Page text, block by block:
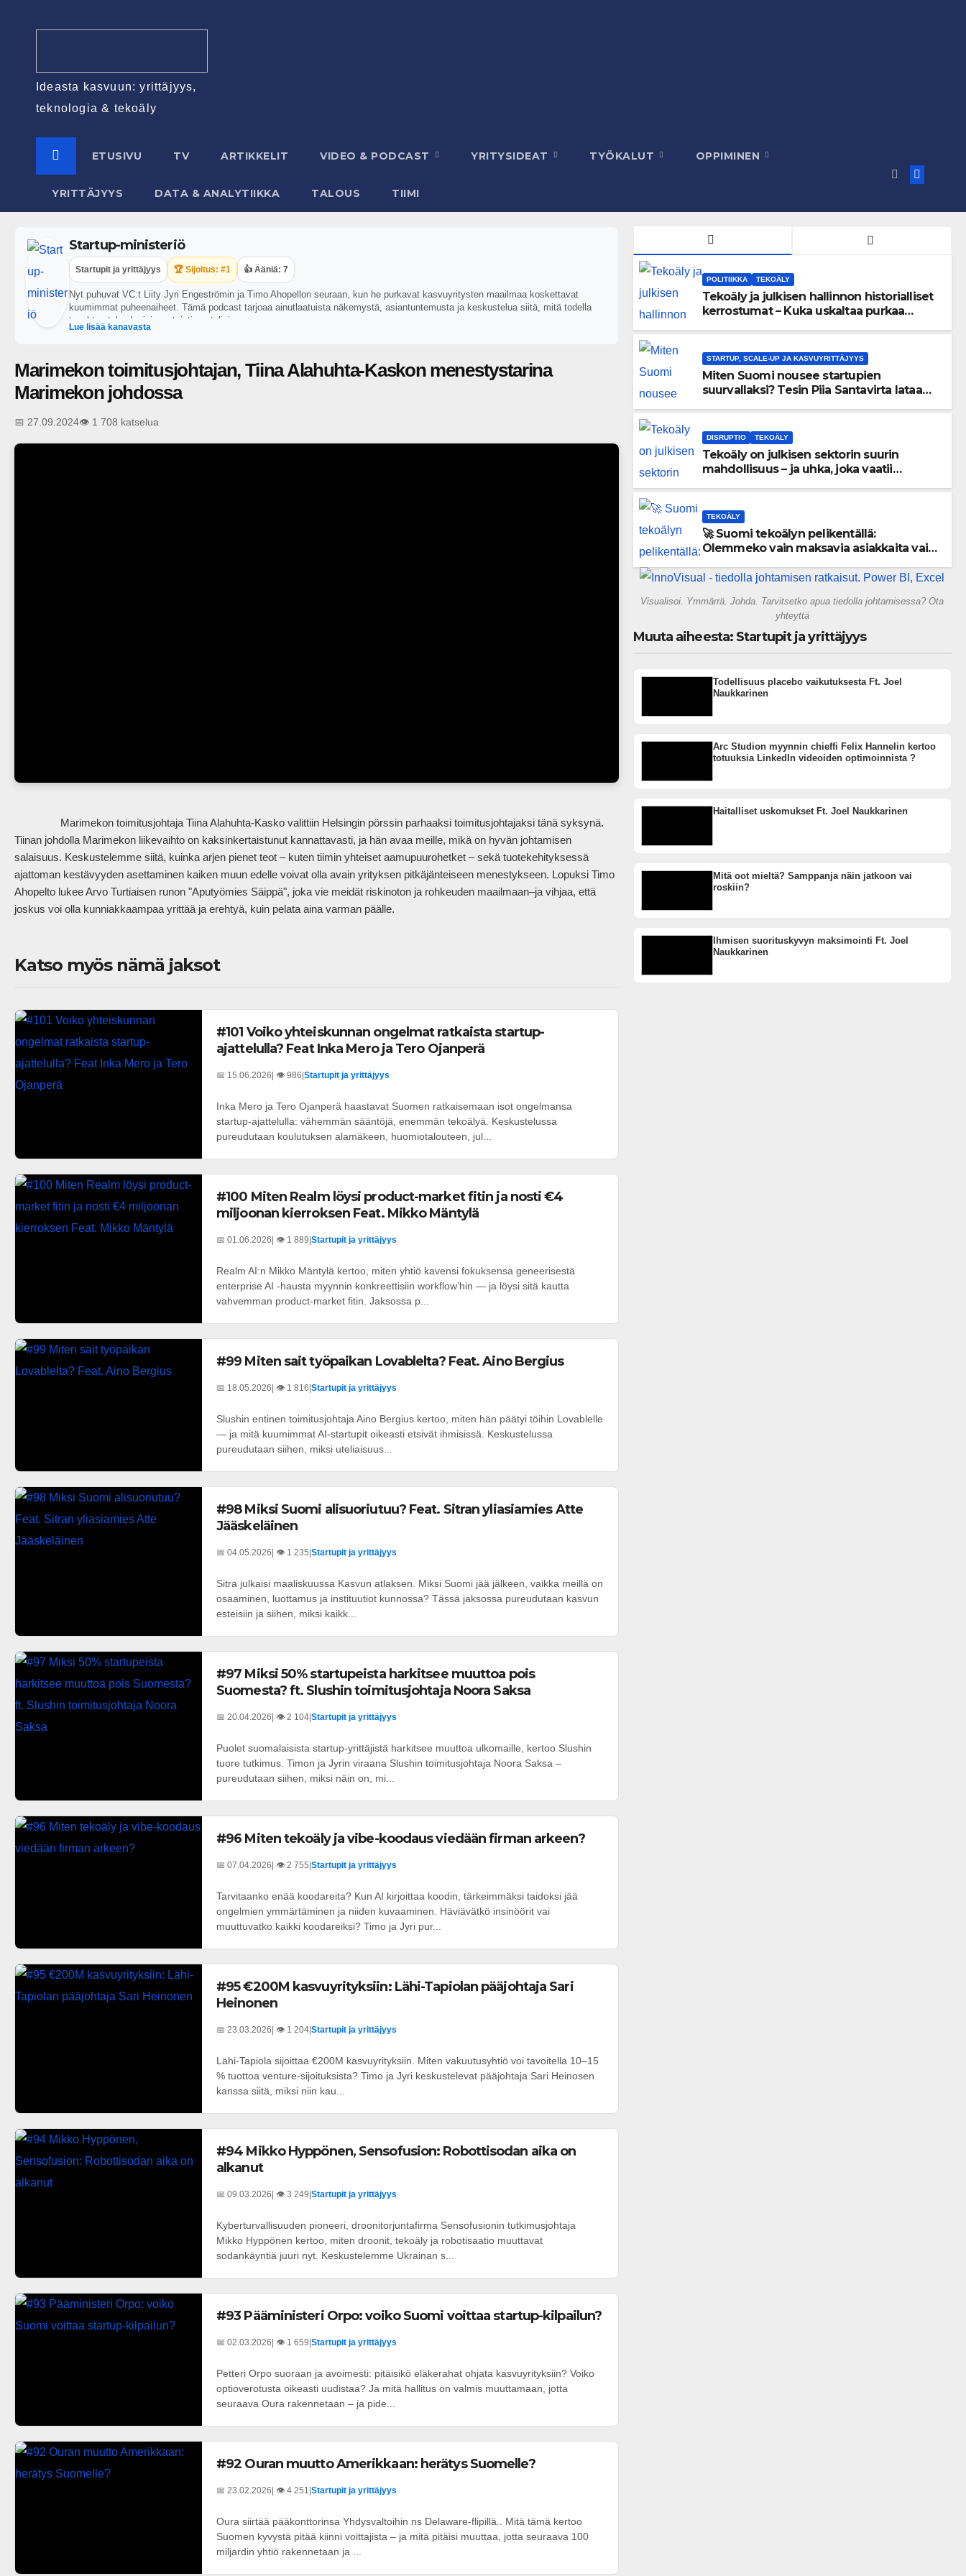
Ideasta kasvuun: yrittäjyys,
teknologia & tekoäly
ETUSIVU TV ARTIKKELIT VIDEO & PODCAST YRITYSIDEAT TYÖKALUT OPPIMINEN
YRITTÄJYYS DATA & ANALYTIIKKA TALOUS TIIMI
Startup-ministeriö
Startupit ja yrittäjyys 🏆 Sijoitus: #1 👍 Ääniä: 7
Nyt puhuvat VC:t Liity Jyri Engeströmin ja Timo Ahopellon seuraan, kun he purkavat kasvuyritysten maailmaa koskettavat
kuumimmat puheenaiheet. Tämä podcast tarjoaa ainutlaatuista näkemystä, asiantuntemusta ja keskustelua siitä, mitä todella
tapahtuu teknologiainvestointien etulinjassa.
Lue lisää kanavasta
Marimekon toimitusjohtajan, Tiina Alahuhta-Kaskon menestystarina
Marimekon johdossa
📅 27.09.2024👁️ 1 708 katselua
Tiinan johdolla Marimekon liikevaihto on kaksinkertaistunut kannattavasti, ja hän avaa meille, mikä on hyvän johtamisen
salaisuus. Keskustelemme siitä, kuinka arjen pienet teot – kuten tiimin yhteiset aamupuurohetket – sekä tuotekehityksessä
ajattoman kestävyyden asettaminen kaiken muun edelle voivat olla avain yrityksen pitkäjänteiseen menestykseen. Lopuksi Timo
Ahopelto lukee Arvo Turtiaisen runon "Aputyömies Säippä", joka vie meidät riskinoton ja rohkeuden maailmaan–ja vihjaa, että
joskus voi olla kunniakkaampaa yrittää ja erehtyä, kuin pelata aina varman päälle.
Katso myös nämä jaksot
#101 Voiko yhteiskunnan ongelmat ratkaista startup-
ajattelulla? Feat Inka Mero ja Tero Ojanperä
📅 15.06.2026 | 👁️ 986 Startupit ja yrittäjyys
Inka Mero ja Tero Ojanperä haastavat Suomen ratkaisemaan isot ongelmansa
startup-ajattelulla: vähemmän sääntöjä, enemmän tekoälyä. Keskustelussa
pureudutaan koulutuksen alamäkeen, huomiotalouteen, jul...
#100 Miten Realm löysi product-market fitin ja nosti €4
miljoonan kierroksen Feat. Mikko Mäntylä
📅 01.06.2026 | 👁️ 1 889 Startupit ja yrittäjyys
Realm AI:n Mikko Mäntylä kertoo, miten yhtiö kavensi fokuksensa geneerisestä
enterprise AI -hausta myynnin konkreettisiin workflow’hin — ja löysi sitä kautta
vahvemman product-market fitin. Jaksossa p...
#99 Miten sait työpaikan Lovablelta? Feat. Aino Bergius
📅 18.05.2026 | 👁️ 1 816 Startupit ja yrittäjyys
Slushin entinen toimitusjohtaja Aino Bergius kertoo, miten hän päätyi töihin Lovablelle
— ja mitä kuumimmat AI-startupit oikeasti etsivät ihmisissä. Keskustelussa
pureudutaan siihen, miksi uteliaisuus...
#98 Miksi Suomi alisuoriutuu? Feat. Sitran yliasiamies Atte
Jääskeläinen
📅 04.05.2026 | 👁️ 1 235 Startupit ja yrittäjyys
Sitra julkaisi maaliskuussa Kasvun atlaksen. Miksi Suomi jää jälkeen, vaikka meillä on
osaaminen, luottamus ja instituutiot kunnossa? Tässä jaksossa pureudutaan kasvun
esteisiin ja siihen, miksi kaikk...
#97 Miksi 50% startupeista harkitsee muuttoa pois
Suomesta? ft. Slushin toimitusjohtaja Noora Saksa
📅 20.04.2026 | 👁️ 2 104 Startupit ja yrittäjyys
Puolet suomalaisista startup-yrittäjistä harkitsee muuttoa ulkomaille, kertoo Slushin
tuore tutkimus. Timon ja Jyrin viraana Slushin toimitusjohtaja Noora Saksa –
pureudutaan siihen, miksi näin on, mi...
#96 Miten tekoäly ja vibe-koodaus viedään firman arkeen?
📅 07.04.2026 | 👁️ 2 755 Startupit ja yrittäjyys
Tarvitaanko enää koodareita? Kun AI kirjoittaa koodin, tärkeimmäksi taidoksi jää
ongelmien ymmärtäminen ja niiden kuvaaminen. Häviävätkö insinöörit vai
muuttuvatko kaikki koodareiksi? Timo ja Jyri pur...
#95 €200M kasvuyrityksiin: Lähi-Tapiolan pääjohtaja Sari
Heinonen
📅 23.03.2026 | 👁️ 1 204 Startupit ja yrittäjyys
Lähi-Tapiola sijoittaa €200M kasvuyrityksiin. Miten vakuutusyhtiö voi tavoitella 10–15
% tuottoa venture-sijoituksista? Timo ja Jyri keskustelevat pääjohtaja Sari Heinosen
kanssa siitä, miksi niin kau...
#94 Mikko Hyppönen, Sensofusion: Robottisodan aika on
alkanut
📅 09.03.2026 | 👁️ 3 249 Startupit ja yrittäjyys
Kyberturvallisuuden pioneeri, droonitorjuntafirma Sensofusionin tutkimusjohtaja
Mikko Hyppönen kertoo, miten droonit, tekoäly ja robotisaatio muuttavat
sodankäyntiä juuri nyt. Keskustelemme Ukrainan s...
#93 Pääministeri Orpo: voiko Suomi voittaa startup-kilpailun?
📅 02.03.2026 | 👁️ 1 659 Startupit ja yrittäjyys
Petteri Orpo suoraan ja avoimesti: pitäisikö eläkerahat ohjata kasvuyrityksiin? Voiko
optioverotusta oikeasti uudistaa? Ja mitä hallitus on valmis muuttamaan, jotta
seuraava Oura rakennetaan – ja pide...
#92 Ouran muutto Amerikkaan: herätys Suomelle?
📅 23.02.2026 | 👁️ 4 251 Startupit ja yrittäjyys
Oura siirtää pääkonttorinsa Yhdysvaltoihin ns Delaware-flipillä.. Mitä tämä kertoo
Suomen kyvystä pitää kiinni voittajista – ja mitä pitäisi muuttaa, jotta seuraava 100
miljardin yhtiö rakennetaan ja ...
POLITIIKKA TEKOÄLY
Tekoäly ja julkisen hallinnon historialliset
kerrostumat – Kuka uskaltaa purkaa
STARTUP, SCALE-UP JA KASVUYRITTÄJYYS
Miten Suomi nousee startupien
suurvallaksi? Tesin Piia Santavirta lataa
DISRUPTIO TEKOÄLY
Tekoäly on julkisen sektorin suurin
mahdollisuus – ja uhka, joka vaatii
TEKOÄLY
🚀 Suomi tekoälyn pelikentällä:
Olemmeko vain maksavia asiakkaita vai
gigatehtaan?
Visualisoi. Ymmärrä. Johda. Tarvitsetko apua tiedolla johtamisessa? Ota
yhteyttä
Muuta aiheesta: Startupit ja yrittäjyys
Todellisuus placebo vaikutuksesta Ft. Joel
Naukkarinen
Arc Studion myynnin chieffi Felix Hannelin kertoo
totuuksia LinkedIn videoiden optimoinnista ?
Haitalliset uskomukset Ft. Joel Naukkarinen
Mitä oot mieltä? Samppanja näin jatkoon vai
roskiin?
Ihmisen suorituskyvyn maksimointi Ft. Joel
Naukkarinen